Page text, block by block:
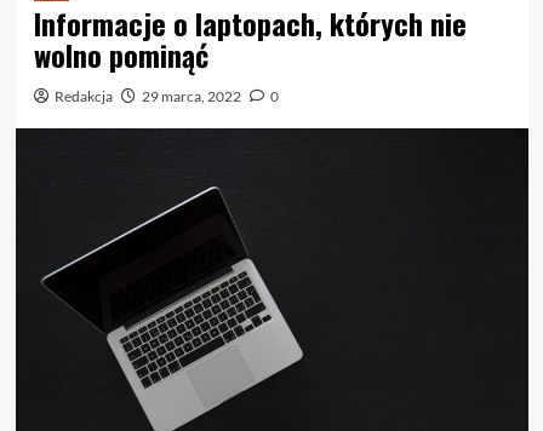
Informacje o laptopach, których nie
wolno pominąć
Redakcja 29 marca, 2022 0